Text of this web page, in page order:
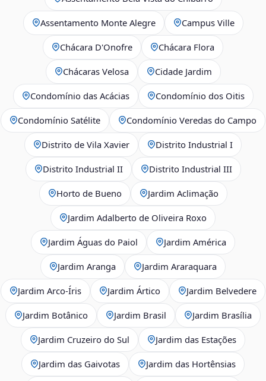
Assentamento Monte Alegre Campus Ville
Chácara D'Onofre Chácara Flora
Chácaras Velosa Cidade Jardim
Condomínio das Acácias Condomínio dos Oitis
Condomínio Satélite Condomínio Veredas do Campo
Distrito de Vila Xavier Distrito Industrial I
Distrito Industrial II Distrito Industrial III
Horto de Bueno Jardim Aclimação
Jardim Adalberto de Oliveira Roxo
Jardim Águas do Paiol Jardim América
Jardim Aranga Jardim Araraquara
Jardim Arco‑Íris Jardim Ártico Jardim Belvedere
Jardim Botânico Jardim Brasil Jardim Brasília
Jardim Cruzeiro do Sul Jardim das Estações
Jardim das Gaivotas Jardim das Hortênsias